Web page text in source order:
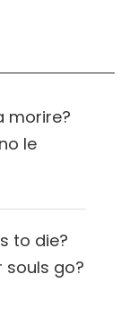
morire?
le
to die?
souls go?